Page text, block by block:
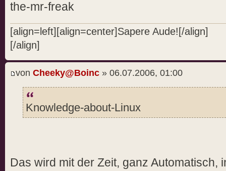
the-mr-freak
[align=left][align=center]Sapere Aude![/align]
[/align]
von Cheeky@Boinc » 06.07.2006, 01:00
Knowledge-about-Linux
Das wird mit der Zeit, ganz Automatisch,